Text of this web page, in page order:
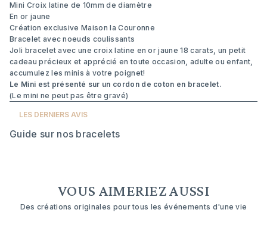
Mini Croix latine de 10mm de diamètre
En or jaune
Création exclusive Maison la Couronne
Bracelet avec noeuds coulissants
Joli bracelet avec une croix latine en or jaune 18 carats, un petit
cadeau précieux et apprécié en toute occasion, adulte ou enfant,
accumulez les minis à votre poignet!
Le Mini est présenté sur un cordon de coton en bracelet.
(Le mini ne peut pas être gravé)
LES DERNIERS AVIS
Guide sur nos bracelets
VOUS AIMERIEZ AUSSI
Des créations originales pour tous les événements d'une vie